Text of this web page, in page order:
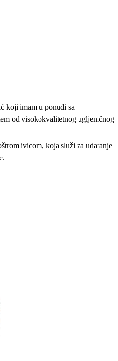
koji imam u ponudi sa
od visokokvalitetnog ugljeničnog
ivicom, koja služi za udaranje